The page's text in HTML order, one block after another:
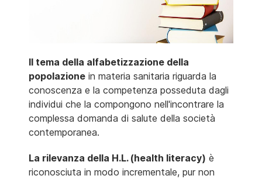
Il tema della alfabetizzazione della
popolazione in materia sanitaria riguarda la
conoscenza e la competenza posseduta dagli
individui che la compongono nell'incontrare la
complessa domanda di salute della società
contemporanea.
La rilevanza della H.L. (health literacy) è
riconosciuta in modo incrementale, pur non